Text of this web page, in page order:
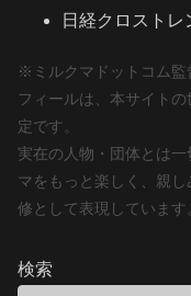
日経クロストレ
※ミルクマドットコム監
フィールは、本サイト
定です。
実在の人物・団体とは
マをもっと楽しく、親
修として表現しています
検索